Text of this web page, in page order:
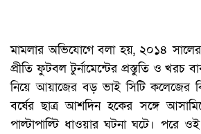
মামলার অভিযোগে বলা হয়, ২০১৪
প্রীতি ফুটবল টুর্নামেন্টের প্রস্তুতি ও খরচ
নিয়ে আয়াজের বড় ভাই সিটি কলেজের
বর্ষের ছাত্র আশদিন হকের সঙ্গে
পাল্টাপাল্টি ধাওয়ার ঘটনা ঘটে। পরে